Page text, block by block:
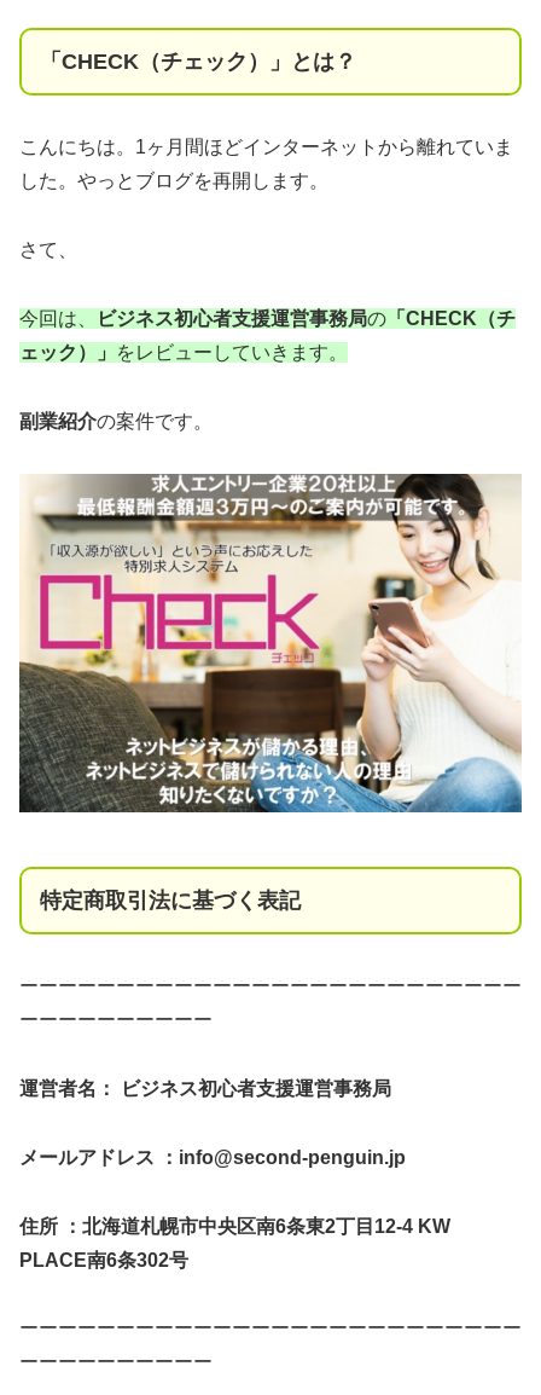
「CHECK（チェック）」とは？
こんにちは。1ヶ月間ほどインターネットから離れていま
した。やっとブログを再開します。
さて、
今回は、 ビジネス初心者支援運営事務局の 「CHECK（チ
ェック）」
をレビューしていきます。
副業紹介の案件です。
特定商取引法に基づく表記
ーーーーーーーーーーーーーーーーーーーーーーーーーー
ーーーーーーーーーー
運営者名： ビジネス初心者支援運営事務局
メールアドレス ： info@second-penguin.jp
住所 ：北海道札幌市中央区南6条東2丁目12-4 KW
PLACE南6条302号
ーーーーーーーーーーーーーーーーーーーーーーーーーー
ーーーーーーーーーー